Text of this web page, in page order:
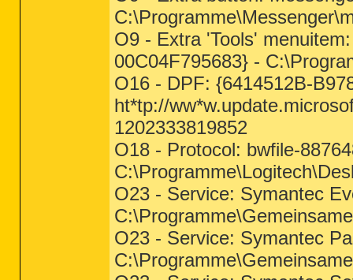
O9 - Extra 'Tools'
00C04F795683} -
O16 - DPF: {6414512B-
ht*tp://
1202333819852
O18 - Protocol: bwfile-
O23 - Service: Symantec
O23 - Service: Symantec